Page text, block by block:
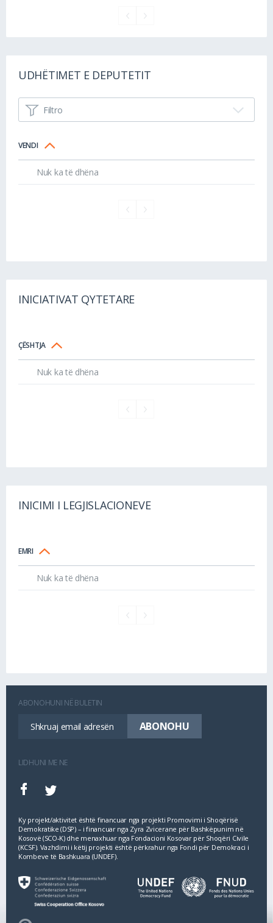
UDHËTIMET E DEPUTETIT
Filtro
VENDI
Nuk ka të dhëna
INICIATIVAT QYTETARE
ÇËSHTJA
Nuk ka të dhëna
INICIMI I LEGJISLACIONEVE
EMRI
Nuk ka të dhëna
ABONOHUNI NË BULETIN
LIDHUNI ME NE
Ky projekt/aktivitet është financuar nga projekti Promovimi i Shoqërisë
Demokratike (DSP) – i financuar nga Zyra Zvicerane për Bashkëpunim në
Kosovë (SCO‐K) dhe menaxhuar nga Fondacioni Kosovar për Shoqëri Civile
(KCSF). Vazhdimi i këtij projekti është përkrahur nga Fondi për Demokraci i
Kombeve të Bashkuara (UNDEF).